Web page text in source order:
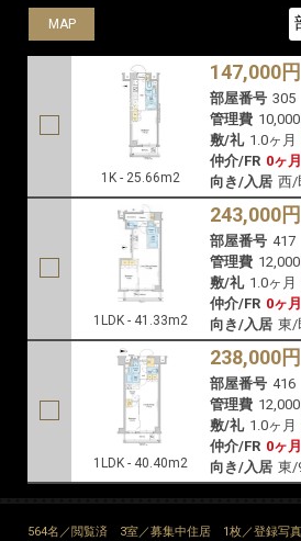
MAP
1K - 25.66m2
147,000円
部屋番号 305
管理費
敷/礼 1.0ヶ月
仲介/FR 0ヶ月
向き/入居 西/
MAP
1LDK - 41.33m2
243,000円
部屋番号 417
管理費
敷/礼 1.0ヶ月
仲介/FR 0ヶ月
向き/入居 東/
MAP
1LDK - 40.40m2
238,000円
部屋番号 416
管理費
敷/礼 1.0ヶ月
仲介/FR 0ヶ月
向き/入居 東/
564名／閲覧済 3室／募集中住居 1枚／登録写